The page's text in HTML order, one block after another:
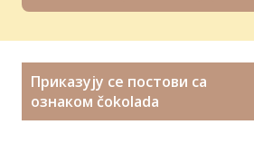
Приказују се постови са
ознаком čokolada